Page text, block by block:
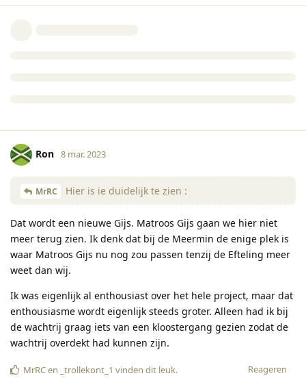
Ron 8 mar. 2023
MrRC Hier is ie duidelijk te zien :
Dat wordt een nieuwe Gijs. Matroos Gijs gaan we hier niet
meer terug zien. Ik denk dat bij de Meermin de enige plek is
waar Matroos Gijs nu nog zou passen tenzij de Efteling meer
weet dan wij.
Ik was eigenlijk al enthousiast over het hele project, maar dat
enthousiasme wordt eigenlijk steeds groter. Alleen had ik bij
de wachtrij graag iets van een kloostergang gezien zodat de
wachtrij overdekt had kunnen zijn.
Reageren
MrRCen _trollekont_1 vinden dit leuk.